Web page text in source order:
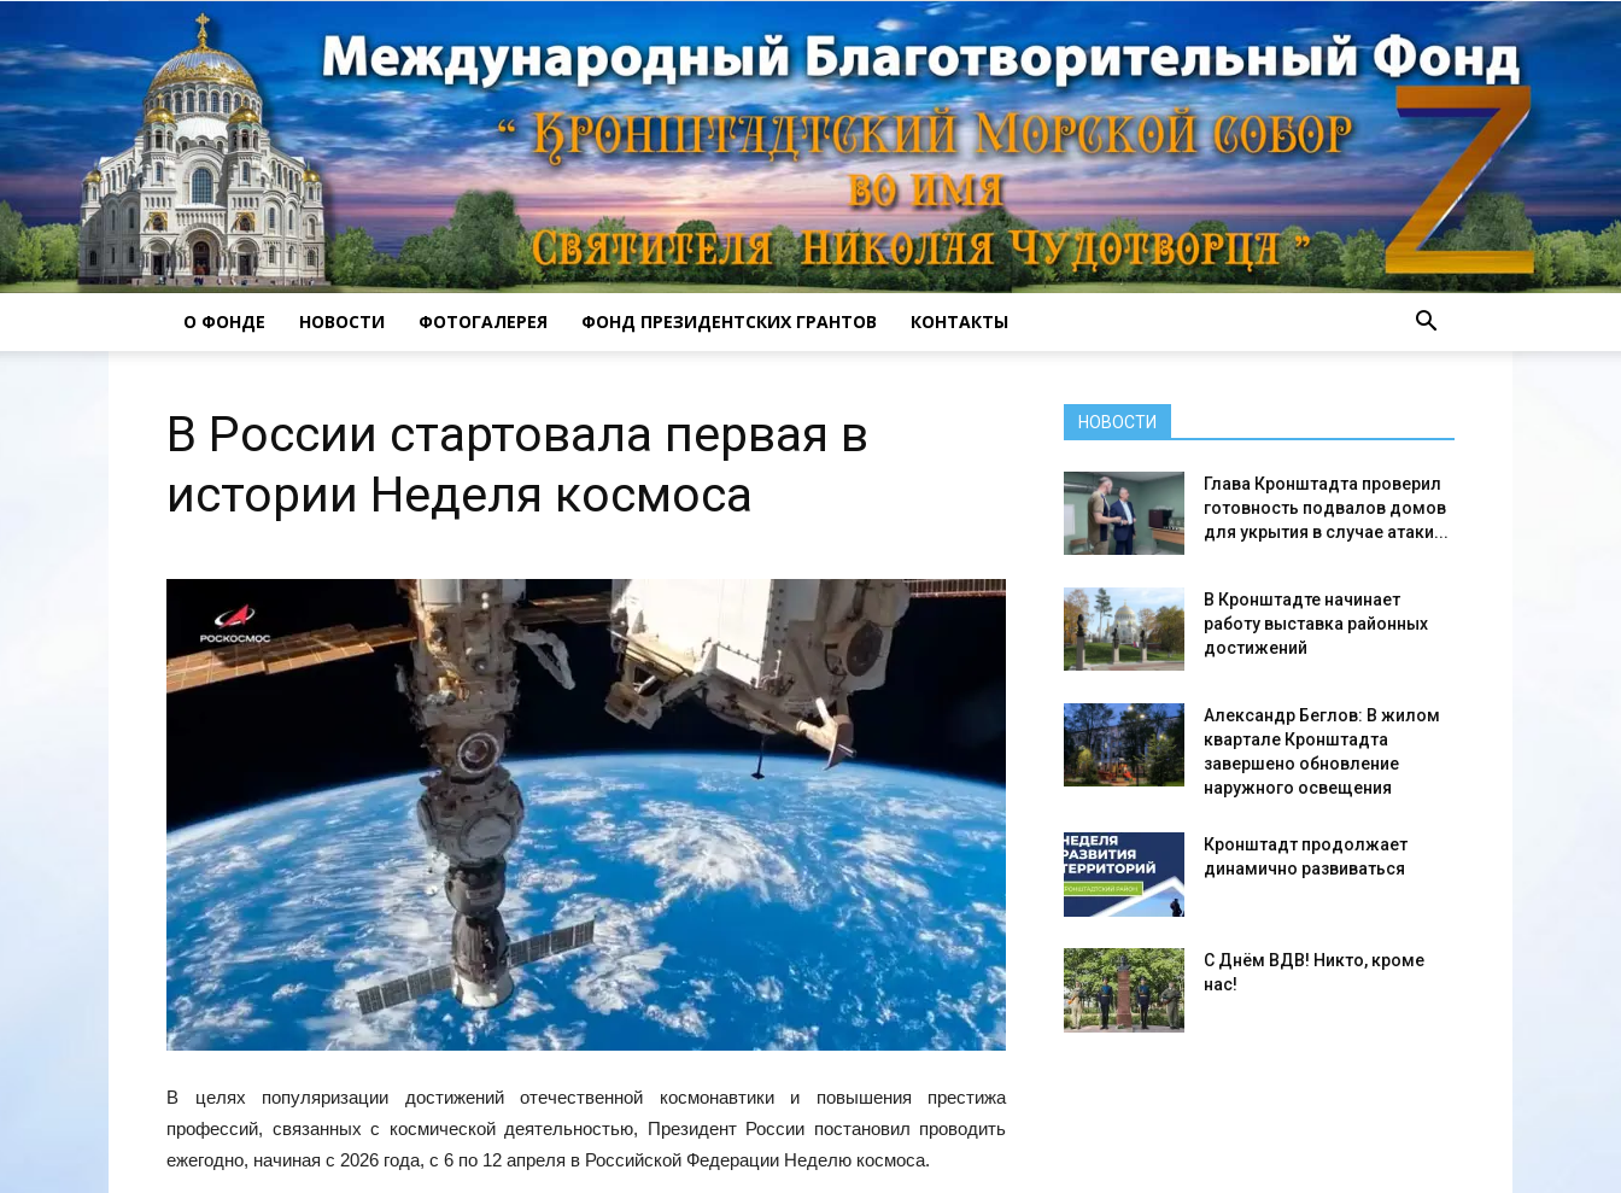
собор
О ФОНДЕ НОВОСТИ ФОТОГАЛЕРЕЯ ФОНД ПРЕЗИДЕНТСКИХ ГРАНТОВ КОНТАКТЫ
В России стартовала первая в
истории Неделя космоса
В целях популяризации достижений отечественной космонавтики и повышения престижа
профессий, связанных с космической деятельностью, Президент России постановил проводить
ежегодно, начиная с 2026 года, с 6 по 12 апреля в Российской Федерации Неделю космоса.
НОВОСТИ
Глава Кронштадта проверил
готовность подвалов домов
для укрытия в случае атаки...
В Кронштадте начинает
работу выставка районных
достижений
Александр Беглов: В жилом
квартале Кронштадта
завершено обновление
наружного освещения
Кронштадт продолжает
динамично развиваться
С Днём ВДВ! Никто, кроме
нас!